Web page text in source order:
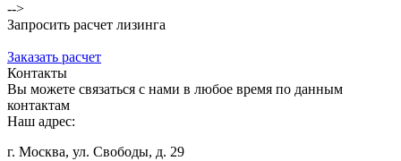
-->
Запросить расчет лизинга
Заказать расчет
Контакты
Вы можете связаться с нами в любое время по данным
контактам
Наш адрес:
г. Москва, ул. Свободы, д. 29